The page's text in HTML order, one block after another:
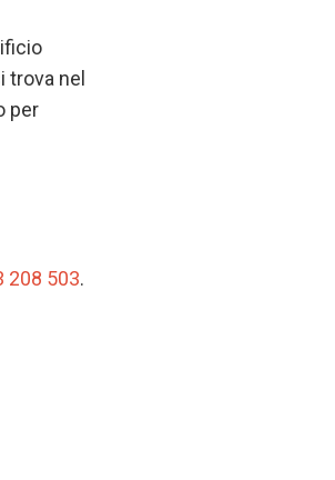
trova nel
per
208 503.